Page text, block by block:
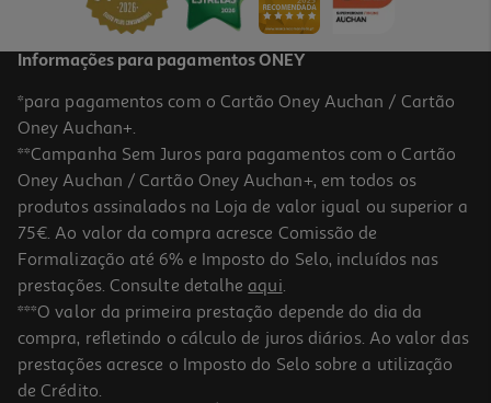
+0,10 € Depósito
-16%
Bebida Pleno Chá Cidreira Camomila Tília Limão 4x1.5l (sdr)
1.06 €/Lt
Price reduced from
7,56 €to
6,36 €
Informações para pagamentos ONEY
*para pagamentos com o Cartão Oney Auchan / Cartão
Oney Auchan+.
**Campanha Sem Juros para pagamentos com o Cartão
Oney Auchan / Cartão Oney Auchan+, em todos os
produtos assinalados na Loja de valor igual ou superior a
75€. Ao valor da compra acresce Comissão de
Formalização até 6% e Imposto do Selo, incluídos nas
prestações. Consulte detalhe aqui.
***O valor da primeira prestação depende do dia da
compra, refletindo o cálculo de juros diários. Ao valor das
prestações acresce o Imposto do Selo sobre a utilização
de Crédito.